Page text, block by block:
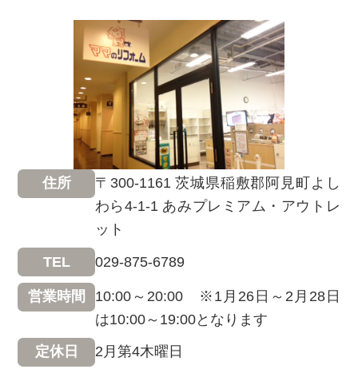
住所
〒300-1161 茨城県稲敷郡阿見町よし
わら4-1-1 あみプレミアム・アウトレ
ット
TEL 029-875-6789
営業時間
10:00～20:00 ※1月26日～2月28日
は10:00～19:00となります
定休日 2月第4木曜日